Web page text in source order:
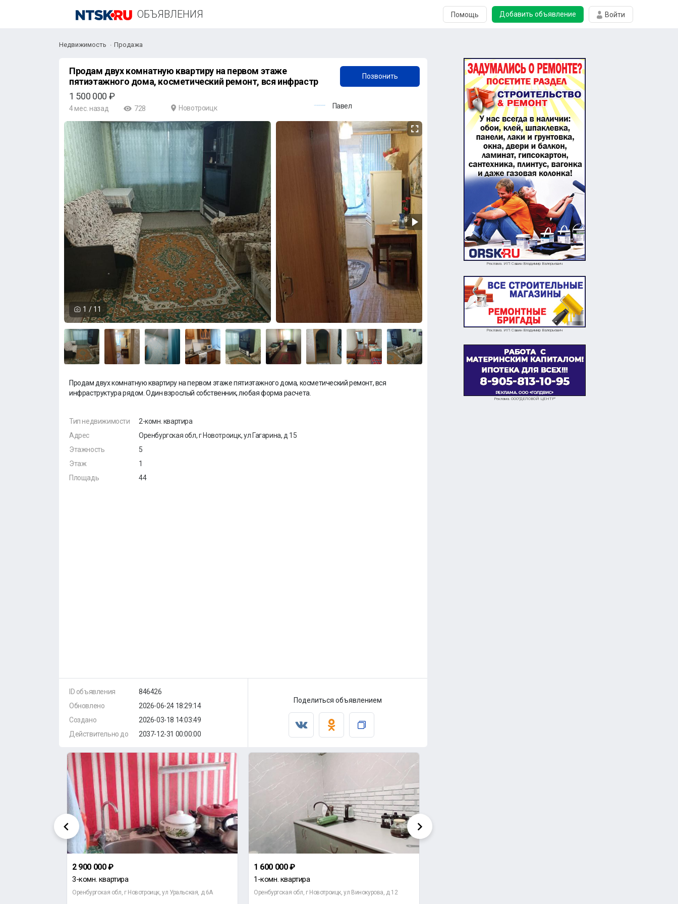
ОБЪЯВЛЕНИЯ Помощь Добавить объявление Войти
+7 (966) 968-79-00
Недвижимость Продажа
1 / 11
Продам двух комнатную квартиру на первом этаже
пятиэтажного дома, косметический ремонт, вся инфрастр
Позвонить
1 500 000 ₽
4 мес. назад 728 Новотроицк Павел
Продам двух комнатную квартиру на первом этаже пятиэтажного дома, косметический ремонт, вся
инфраструктура рядом. Один взрослый собственник, любая форма расчета.
Тип недвижимости
Адрес
Этажность
Этаж
Площадь
2-комн. квартира
Оренбургская обл, г Новотроицк, ул Гагарина, д 15
5
1
44
ID объявления
Обновлено
Создано
Действительно до
846426
2026-06-24 18:29:14
2026-03-18 14:03:49
2037-12-31 00:00:00
Поделиться объявлением
2 900 000 ₽
3-комн. квартира
Оренбургская обл, г Новотроицк, ул Уральская, д 6А
1 600 000 ₽
1-комн. квартира
Оренбургская обл, г Новотроицк, ул Винокурова, д 12
Реклама. ИП Савин Владимир Валерьевич
Реклама. ИП Савин Владимир Валерьевич
Реклама. ООО"ДЕЛОВОЙ ЦЕНТР"